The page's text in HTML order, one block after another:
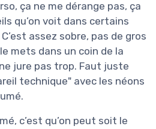
ça ne me dérange pas, ça
qu’on voit dans certains
assez sobre, pas de gros
mets dans un coin de la
jure pas trop. Faut juste
technique" avec les néons
c’est qu’on peut soit le